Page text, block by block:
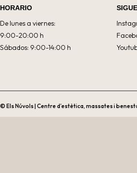
HORARIO
De lunes a viernes:
9:00-20:00 h
Sábados: 9:00-14:00 h
© Els Núvols | Centre d’estètica, massates i